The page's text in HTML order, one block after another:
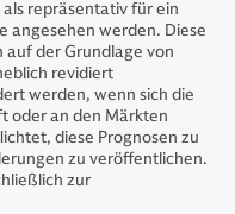
repräsentativ für ein
angesehen werden. Diese
auf der Grundlage von
revidiert
werden, wenn sich die
oder an den Märkten
diese Prognosen zu
zu veröffentlichen.
zur